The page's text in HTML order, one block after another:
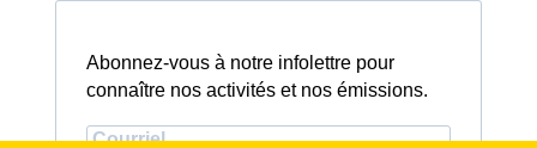
Abonnez-vous à notre infolettre pour
connaître nos activités et nos émissions.